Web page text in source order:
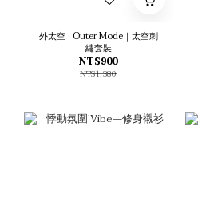
外太空 • Outer Mode｜太空刺
繡套裝
NT$900
NT$1,380